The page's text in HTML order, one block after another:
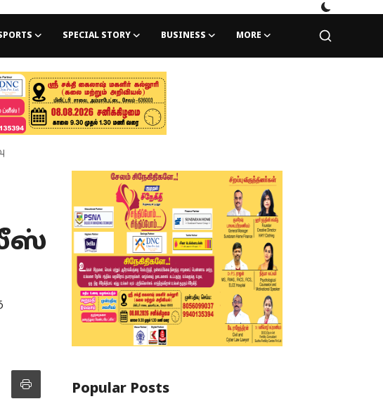
SPECIAL STORY BUSINESS MORE
Popular Posts